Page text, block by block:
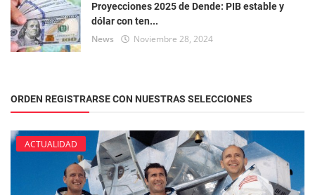
Proyecciones 2025 de Dende: PIB estable y
dólar con ten...
News Noviembre 28, 2024
ORDEN REGISTRARSE CON NUESTRAS SELECCIONES
ACTUALIDAD